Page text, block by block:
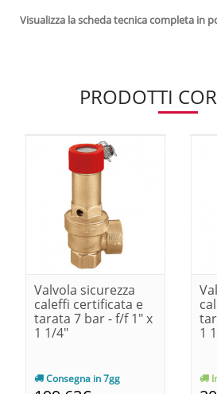
Visualizza la scheda tecnica completa in
PRODOTTI
Valvola sicurezza
caleffi certificata e
tarata 7 bar - f/f 1" x
1 1/4"
Consegna in 7gg
1